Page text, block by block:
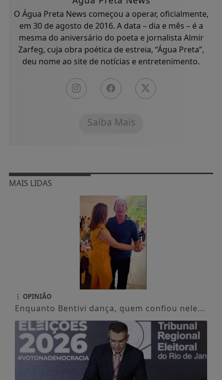
O Água Preta News começou a operar, oficialmente,
em 30 de agosto de 2016. A data – dia e mês – é a
mesma do aniversário do poeta e jornalista Almir
Zarfeg, cuja obra poética de estreia, “Água Preta”,
deu nome ao site de notícias e entretenimento.
Saiba Mais
MAIS LIDAS
OPINIÃO
Enquanto Bentivi dança, quem confiou nele...